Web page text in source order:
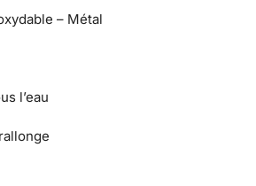
– Métal
l’eau